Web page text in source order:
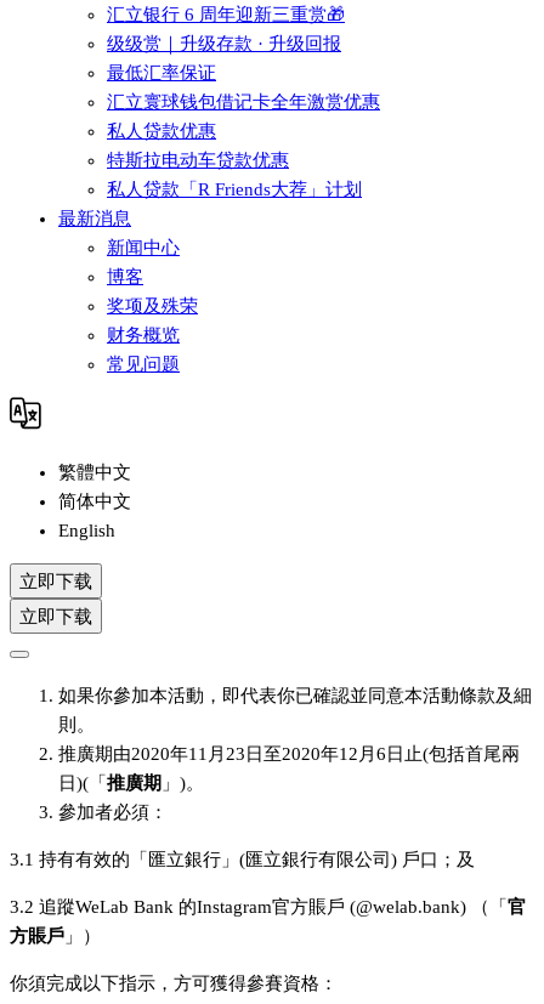
汇立银行 6 周年迎新三重赏🎁
级级赏｜升级存款 · 升级回报
最低汇率保证
汇立寰球钱包借记卡全年激赏优惠
私人贷款优惠
特斯拉电动车贷款优惠
私人贷款「R Friends大荐」计划
最新消息
新闻中心
博客
奖项及殊荣
财务概览
常见问题
繁體中文
简体中文
English
立即下载
立即下载
如果你參加本活動，即代表你已確認並同意本活動條款及細
則。
推廣期由2020年11月23日至2020年12月6日止(包括首尾兩
日)(「 推廣期 」)。
參加者必須：
3.1 持有有效的「匯立銀行」(匯立銀行有限公司) 戶口；及
3.2 追蹤WeLab Bank 的Instagram官方賬戶 (@welab.bank) （「 官
方賬戶 」）
你須完成以下指示，方可獲得參賽資格：